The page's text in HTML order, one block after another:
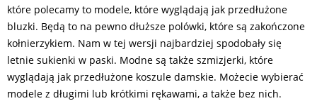
które polecamy to modele, które wyglądają jak przedłużone
bluzki. Będą to na pewno dłuższe polówki, które są zakończone
kołnierzykiem. Nam w tej wersji najbardziej spodobały się
letnie sukienki w paski. Modne są także szmizjerki, które
wyglądają jak przedłużone koszule damskie. Możecie wybierać
modele z długimi lub krótkimi rękawami, a także bez nich.